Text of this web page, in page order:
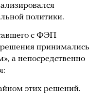
политики.
с ФЭП
решения принимались
а непосредственно
этих решений.